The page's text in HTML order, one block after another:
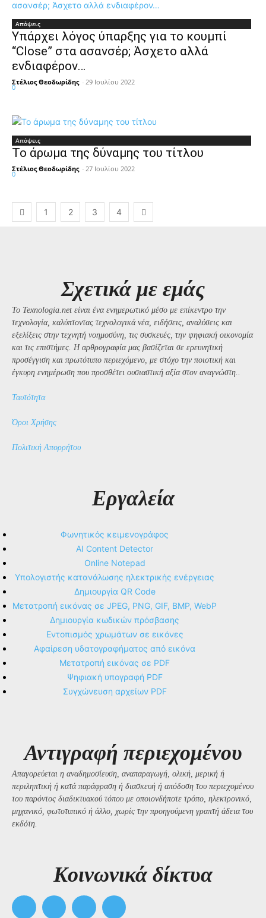
Απόψεις
Υπάρχει λόγος ύπαρξης για το κουμπί
“Close” στα ασανσέρ; Άσχετο αλλά
ενδιαφέρον…
Στέλιος Θεοδωρίδης - 29 Ιουλίου 2022
0
Απόψεις
Το άρωμα της δύναμης του τίτλου
Στέλιος Θεοδωρίδης - 27 Ιουλίου 2022
0
1 2 3 4
Σχετικά με εμάς
Το Texnologia.net είναι ένα ενημερωτικό μέσο με επίκεντρο την
τεχνολογία, καλύπτοντας τεχνολογικά νέα, ειδήσεις, αναλύσεις και
εξελίξεις στην τεχνητή νοημοσύνη, τις συσκευές, την ψηφιακή οικονομία
και τις επιστήμες. Η αρθρογραφία μας βασίζεται σε ερευνητική
προσέγγιση και πρωτότυπο περιεχόμενο, με στόχο την ποιοτική και
έγκυρη ενημέρωση που προσθέτει ουσιαστική αξία στον αναγνώστη..
Ταυτότητα
Όροι Χρήσης
Πολιτική Απορρήτου
Εργαλεία
Φωνητικός κειμενογράφος
AI Content Detector
Online Notepad
Υπολογιστής κατανάλωσης ηλεκτρικής ενέργειας
Δημιουργία QR Code
Μετατροπή εικόνας σε JPEG, PNG, GIF, BMP, WebP
Δημιουργία κωδικών πρόσβασης
Εντοπισμός χρωμάτων σε εικόνες
Αφαίρεση υδατογραφήματος από εικόνα
Μετατροπή εικόνας σε PDF
Ψηφιακή υπογραφή PDF
Συγχώνευση αρχείων PDF
Αντιγραφή περιεχομένου
Απαγορεύεται η αναδημοσίευση, αναπαραγωγή, ολική, μερική ή
περιληπτική ή κατά παράφραση ή διασκευή ή απόδοση του περιεχομένου
του παρόντος διαδικτυακού τόπου με οποιονδήποτε τρόπο, ηλεκτρονικό,
μηχανικό, φωτοτυπικό ή άλλο, χωρίς την προηγούμενη γραπτή άδεια του
εκδότη.
Kοινωνικά δίκτυα